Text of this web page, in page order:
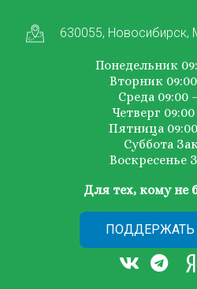
630055,
Понедельник
Вторник
Среда 09:00
Четверг
Пятница
Суббота
Воскресенье
Для тех, кому не
ПОДДЕРЖАТЬ